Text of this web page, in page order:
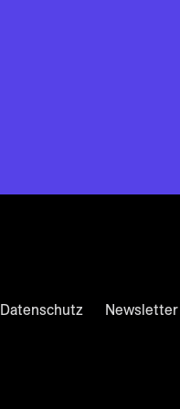
Datenschutz Newsletter